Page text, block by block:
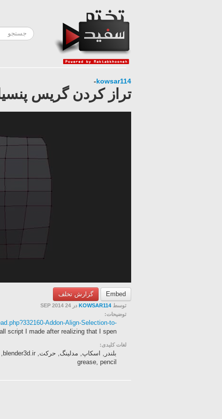
kowsar114
-
تراز کردن گریس
Embed گزارش تخلف
توسط KOWSAR114 در 24 SEP 2014
توضیحات:
Addon-Align-Selection-to-
script I made after realizing that I spen...
لغات کلیدی:
grease, pencil